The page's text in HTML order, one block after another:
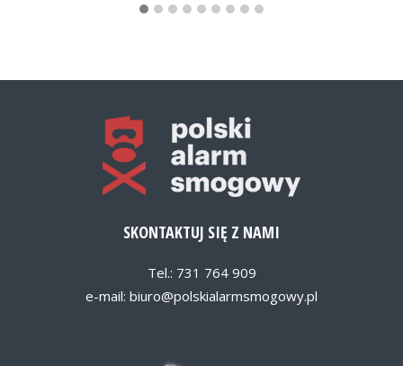
SKONTAKTUJ SIĘ Z NAMI
Tel.: 731 764 909
e-mail: biuro@polskialarmsmogowy.pl